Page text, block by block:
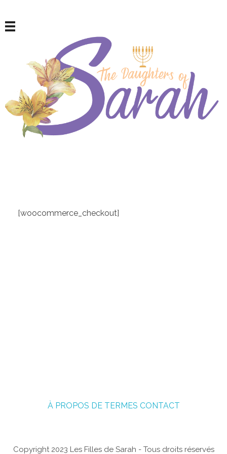
[woocommerce_checkout]
À PROPOS DE TERMES CONTACT
Copyright 2023 Les Filles de Sarah - Tous droits réservés